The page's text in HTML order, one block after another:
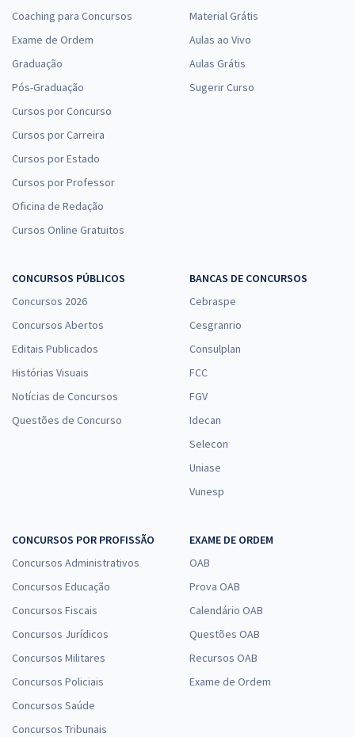
Coaching para Concursos
Exame de Ordem
Graduação
Pós-Graduação
Cursos por Concurso
Cursos por Carreira
Cursos por Estado
Cursos por Professor
Oficina de Redação
Cursos Online Gratuitos
Material Grátis
Aulas ao Vivo
Aulas Grátis
Sugerir Curso
CONCURSOS PÚBLICOS
Concursos 2026
Concursos Abertos
Editais Publicados
Histórias Visuais
Notícias de Concursos
Questões de Concurso
BANCAS DE CONCURSOS
Cebraspe
Cesgranrio
Consulplan
FCC
FGV
Idecan
Selecon
Uniase
Vunesp
CONCURSOS POR PROFISSÃO
Concursos Administrativos
Concursos Educação
Concursos Fiscais
Concursos Jurídicos
Concursos Militares
Concursos Policiais
Concursos Saúde
Concursos Tribunais
EXAME DE ORDEM
OAB
Prova OAB
Calendário OAB
Questões OAB
Recursos OAB
Exame de Ordem